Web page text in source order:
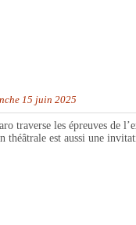
15 juin 2025
les épreuves de
est aussi une